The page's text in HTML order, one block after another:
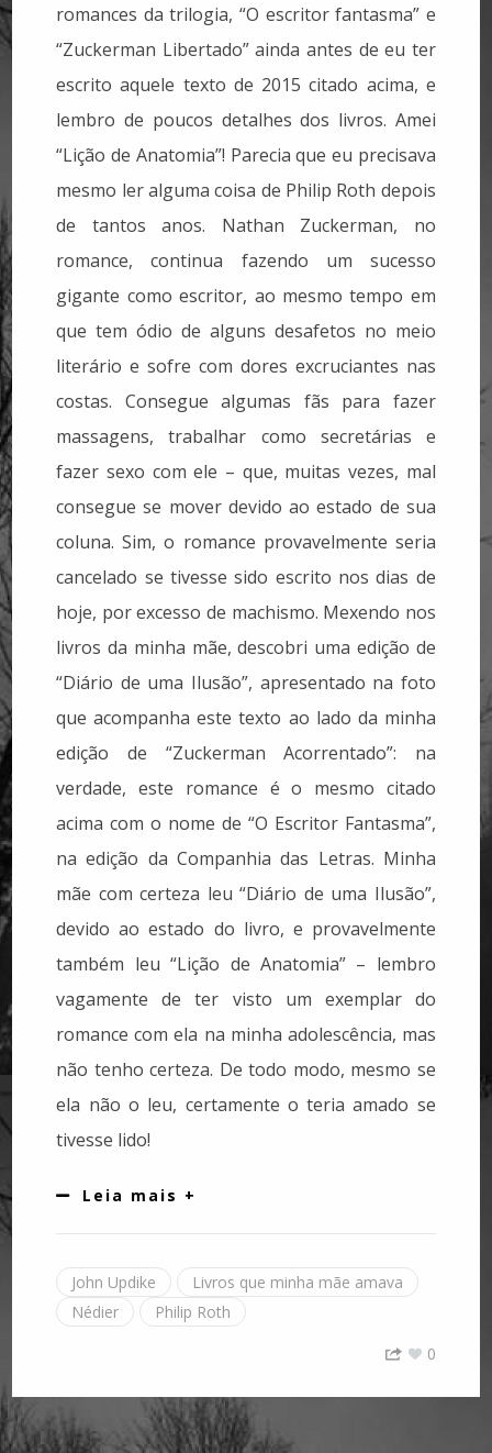
romances da trilogia, “O escritor fantasma” e
“Zuckerman Libertado” ainda antes de eu ter
escrito aquele texto de 2015 citado acima, e
lembro de poucos detalhes dos livros. Amei
“Lição de Anatomia”! Parecia que eu precisava
mesmo ler alguma coisa de Philip Roth depois
de tantos anos. Nathan Zuckerman, no
romance, continua fazendo um sucesso
gigante como escritor, ao mesmo tempo em
que tem ódio de alguns desafetos no meio
literário e sofre com dores excruciantes nas
costas. Consegue algumas fãs para fazer
massagens, trabalhar como secretárias e
fazer sexo com ele – que, muitas vezes, mal
consegue se mover devido ao estado de sua
coluna. Sim, o romance provavelmente seria
cancelado se tivesse sido escrito nos dias de
hoje, por excesso de machismo. Mexendo nos
livros da minha mãe, descobri uma edição de
“Diário de uma Ilusão”, apresentado na foto
que acompanha este texto ao lado da minha
edição de “Zuckerman Acorrentado”: na
verdade, este romance é o mesmo citado
acima com o nome de “O Escritor Fantasma”,
na edição da Companhia das Letras. Minha
mãe com certeza leu “Diário de uma Ilusão”,
devido ao estado do livro, e provavelmente
também leu “Lição de Anatomia” – lembro
vagamente de ter visto um exemplar do
romance com ela na minha adolescência, mas
não tenho certeza. De todo modo, mesmo se
ela não o leu, certamente o teria amado se
tivesse lido!
Leia mais +
John Updike
Livros que minha mãe amava
Nédier
Philip Roth
0